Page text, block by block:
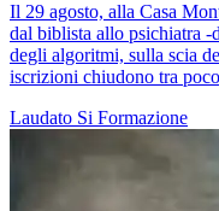
Il 29 agosto, alla Casa
dal biblista allo psichiatra -
degli algoritmi, sulla scia
iscrizioni chiudono tra
Laudato Si Formazione